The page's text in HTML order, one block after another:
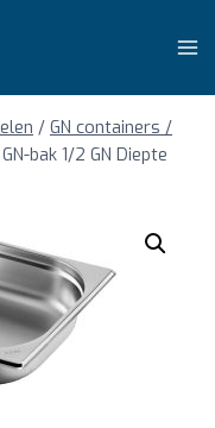
/ GN containers /
bak 1/2 GN Diepte